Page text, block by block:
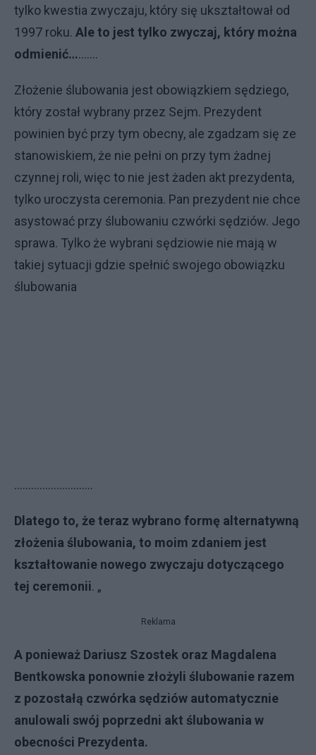
tylko kwestia zwyczaju, który się ukształtował od
1997 roku. Ale to jest tylko zwyczaj, który można
odmienić……….
Złożenie ślubowania jest obowiązkiem sędziego,
który został wybrany przez Sejm. Prezydent
powinien być przy tym obecny, ale zgadzam się ze
stanowiskiem, że nie pełni on przy tym żadnej
czynnej roli, więc to nie jest żaden akt prezydenta,
tylko uroczysta ceremonia. Pan prezydent nie chce
asystować przy ślubowaniu czwórki sędziów. Jego
sprawa. Tylko że wybrani sędziowie nie mają w
takiej sytuacji gdzie spełnić swojego obowiązku
ślubowania
……………………….
Dlatego to, że teraz wybrano formę alternatywną
złożenia ślubowania, to moim zdaniem jest
kształtowanie nowego zwyczaju dotyczącego
tej ceremonii. „
Reklama
A ponieważ Dariusz Szostek oraz Magdalena
Bentkowska ponownie złożyli ślubowanie razem
z pozostałą czwórka sędziów automatycznie
anulowali swój poprzedni akt ślubowania w
obecności Prezydenta.